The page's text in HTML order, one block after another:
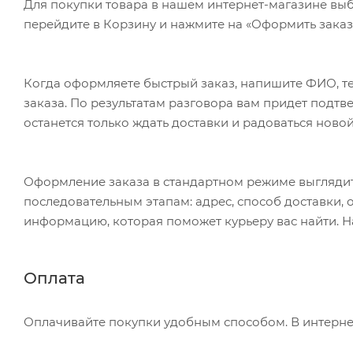
Для покупки товара в нашем интернет-магазине
перейдите в Корзину и нажмите на «Оформить
Когда оформляете быстрый заказ, напишите ФИО,
заказа. По результатам разговора вам придет
останется только ждать доставки и радоваться
Оформление заказа в стандартном режиме
последовательным этапам: адрес, способ
информацию, которая поможет курьеру вас найти.
Оплата
Оплачивайте покупки удобным способом. В